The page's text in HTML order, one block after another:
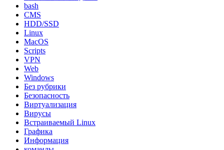
bash
CMS
HDD/SSD
Linux
MacOS
Scripts
VPN
Web
Windows
Без рубрики
Безопасность
Виртуализация
Вирусы
Встраиваемый Linux
Графика
Информация